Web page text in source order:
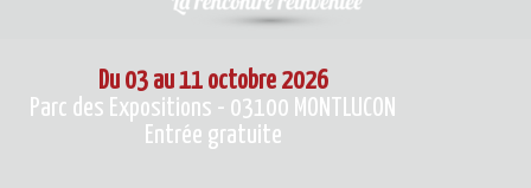
Du 03 au 11 octobre 2026
Parc des Expositions - 03100 MONTLUCON
Entrée gratuite